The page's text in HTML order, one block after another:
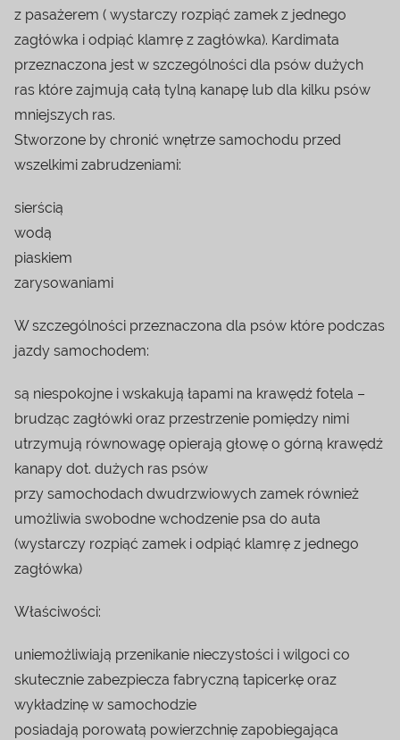
z pasażerem ( wystarczy rozpiąć zamek z jednego
zagłówka i odpiąć klamrę z zagłówka). Kardimata
przeznaczona jest w szczególności dla psów dużych
ras które zajmują całą tylną kanapę lub dla kilku psów
mniejszych ras.
Stworzone by chronić wnętrze samochodu przed
wszelkimi zabrudzeniami:
sierścią
wodą
piaskiem
zarysowaniami
W szczególności przeznaczona dla psów które podczas
jazdy samochodem:
są niespokojne i wskakują łapami na krawędź fotela –
brudząc zagłówki oraz przestrzenie pomiędzy nimi
utrzymują równowagę opierają głowę o górną krawędź
kanapy dot. dużych ras psów
przy samochodach dwudrzwiowych zamek również
umożliwia swobodne wchodzenie psa do auta
(wystarczy rozpiąć zamek i odpiąć klamrę z jednego
zagłówka)
Właściwości:
uniemożliwiają przenikanie nieczystości i wilgoci co
skutecznie zabezpiecza fabryczną tapicerkę oraz
wykładzinę w samochodzie
posiadają porowatą powierzchnię zapobiegająca